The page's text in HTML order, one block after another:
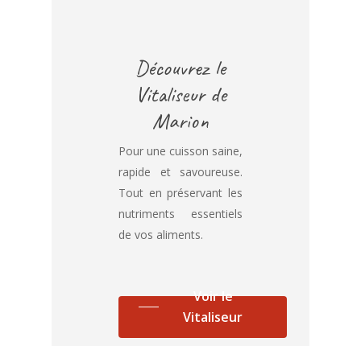
Découvrez le
Vitaliseur de
Marion
Pour une cuisson saine,
rapide et savoureuse.
Tout en préservant les
nutriments essentiels
de vos aliments.
Voir le
Vitaliseur